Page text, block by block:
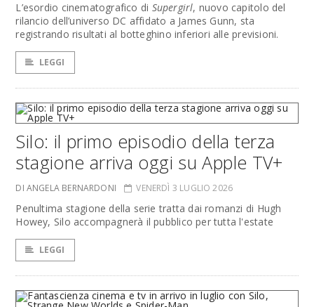
L’esordio cinematografico di Supergirl, nuovo capitolo del
rilancio dell’universo DC affidato a James Gunn, sta
registrando risultati al botteghino inferiori alle previsioni.
LEGGI
Silo: il primo episodio della terza
stagione arriva oggi su Apple TV+
DI ANGELA BERNARDONI VENERDÌ 3 LUGLIO 2026
Penultima stagione della serie tratta dai romanzi di Hugh
Howey, Silo accompagnerà il pubblico per tutta l'estate
LEGGI